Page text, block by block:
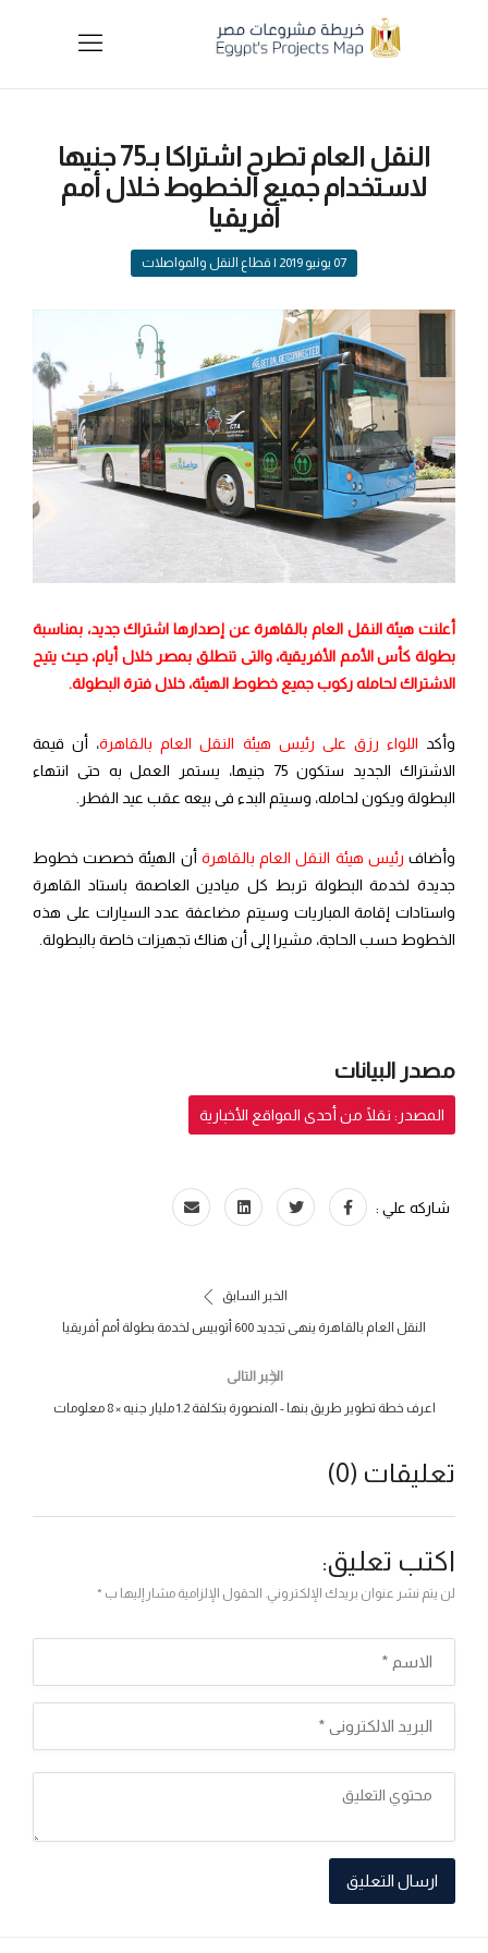
النقل العام تطرح اشتراكا بـ75 جنيها
لاستخدام جميع الخطوط خلال أمم
أفريقيا
07 يونيو 2019 | قطاع النقل والمواصلات
أعلنت هيئة النقل العام بالقاهرة عن إصدارها اشتراك جديد، بمناسبة
بطولة كأس الأمم الأفريقية، والتى تنطلق بمصر خلال أيام، حيث يتيح
الاشتراك لحامله ركوب جميع خطوط الهيئة، خلال فترة البطولة.
وأكد اللواء رزق على رئيس هيئة النقل العام بالقاهرة، أن قيمة
الاشتراك الجديد ستكون 75 جنيها، يستمر العمل به حتى انتهاء
البطولة ويكون لحامله، وسيتم البدء فى بيعه عقب عيد الفطر.
وأضاف رئيس هيئة النقل العام بالقاهرة أن الهيئة خصصت خطوط
جديدة لخدمة البطولة تربط كل ميادين العاصمة باستاد القاهرة
واستادات إقامة المباريات وسيتم مضاعفة عدد السيارات على هذه
الخطوط حسب الحاجة، مشيرا إلى أن هناك تجهيزات خاصة بالبطولة.
مصدر البيانات
المصدر: نقلًا من أحدى المواقع الأخبارية
شاركه علي :
الخبر السابق
النقل العام بالقاهرة ينهى تجديد 600 أتوبيس لخدمة بطولة أمم أفريقيا
الخبر التالى
اعرف خطة تطوير طريق بنها - المنصورة بتكلفة 1.2 مليار جنيه × 8 معلومات
تعليقات (0)
اكتب تعليق:
لن يتم نشر عنوان بريدك الإلكتروني. الحقول الإلزامية مشار إليها ب *